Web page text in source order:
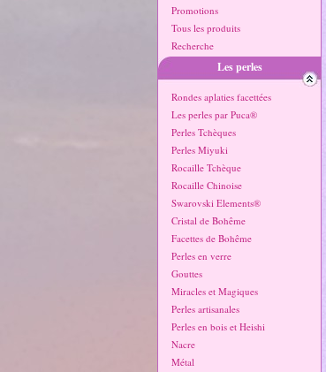
Promotions
Tous les produits
Recherche
Les perles
Rondes aplaties facettées
Les perles par Puca®
Perles Tchèques
Perles Miyuki
Rocaille Tchèque
Rocaille Chinoise
Swarovski Elements®
Cristal de Bohême
Facettes de Bohême
Perles en verre
Gouttes
Miracles et Magiques
Perles artisanales
Perles en bois et Heishi
Nacre
Métal